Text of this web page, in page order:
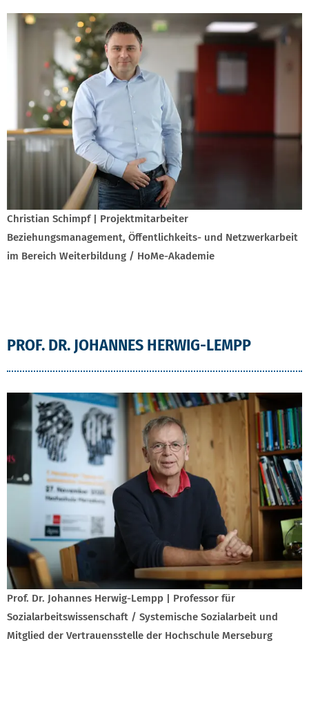
Christian Schimpf | Projektmitarbeiter
Beziehungsmanagement, Öffentlichkeits- und Netzwerkarbeit
im Bereich Weiterbildung / HoMe-Akademie
PROF. DR. JOHANNES HERWIG-LEMPP
Prof. Dr. Johannes Herwig-Lempp | Professor für
Sozialarbeitswissenschaft / Systemische Sozialarbeit und
Mitglied der Vertrauensstelle der Hochschule Merseburg